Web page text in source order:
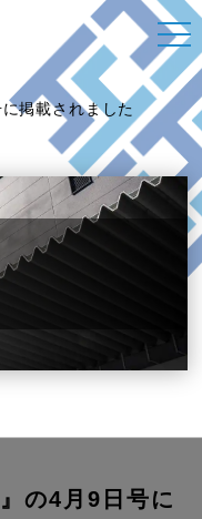
掲載されました
の4月9日号に